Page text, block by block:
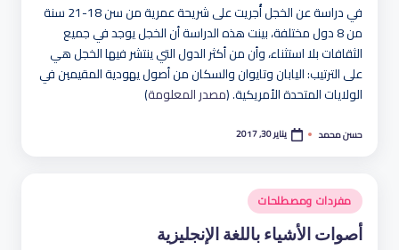
في دراسة عن الخجل أُجريت على شريحة عمرية من سن 18-21 سنة
من 8 دول مختلفة، بينت هذه الدراسة أن الخجل يوجد في جميع
الثقافات بلا استثناء، وأن من أكثر الدول التي ينتشر فيها الخجل هي
على الترتيب: اليابان وتايوان والسكان من أصول يهودية المقيمين في
الولايات المتحدة الأمريكية. (مصدر المعلومة)
تمّ
حسن محمد يناير 30, 2017
نُشر
في
مفردات ومصطلحات
أصوات الأشياء باللغة الإنجليزية